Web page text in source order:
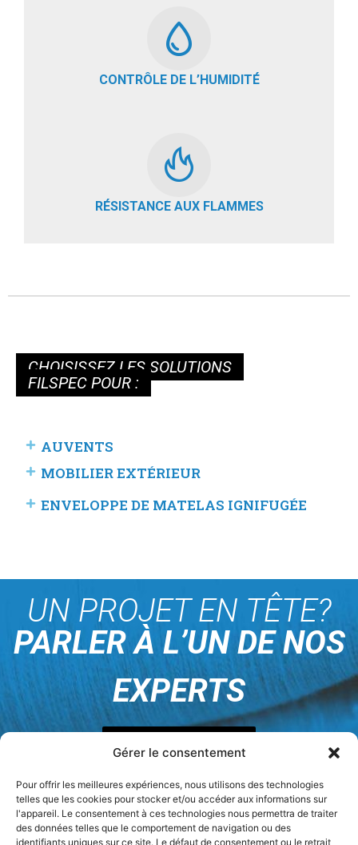
Gérer le consentement
Pour offrir les meilleures expériences, nous utilisons des technologies
telles que les cookies pour stocker et/ou accéder aux informations sur
l'appareil. Le consentement à ces technologies nous permettra de traiter
des données telles que le comportement de navigation ou des
identifiants uniques sur ce site. Le défaut de consentement ou le retrait
CONTRÔLE DE L’HUMIDITÉ
RÉSISTANCE AUX FLAMMES
CHOISISSEZ LES SOLUTIONS
FILSPEC POUR :
AUVENTS
MOBILIER EXTÉRIEUR
ENVELOPPE DE MATELAS IGNIFUGÉE
UN PROJET EN TÊTE?
PARLER À L’UN DE NOS
EXPERTS